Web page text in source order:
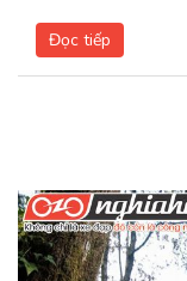
Đọc tiếp